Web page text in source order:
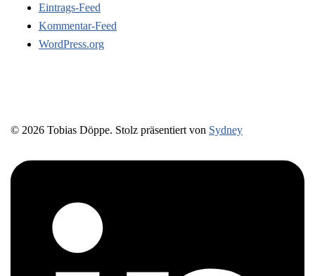
Eintrags-Feed
Kommentar-Feed
WordPress.org
© 2026 Tobias Döppe. Stolz präsentiert von Sydney
tobiasdoeppe/